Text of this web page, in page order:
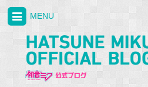
MENU